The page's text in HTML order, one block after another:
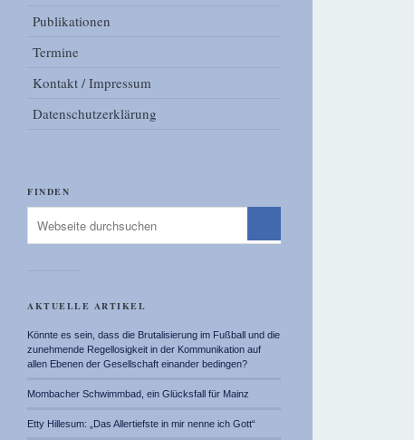
Publikationen
Termine
Kontakt / Impressum
Datenschutzerklärung
FINDEN
AKTUELLE ARTIKEL
Könnte es sein, dass die Brutalisierung im Fußball und die
zunehmende Regellosigkeit in der Kommunikation auf
allen Ebenen der Gesellschaft einander bedingen?
Mombacher Schwimmbad, ein Glücksfall für Mainz
Etty Hillesum: „Das Allertiefste in mir nenne ich Gott“